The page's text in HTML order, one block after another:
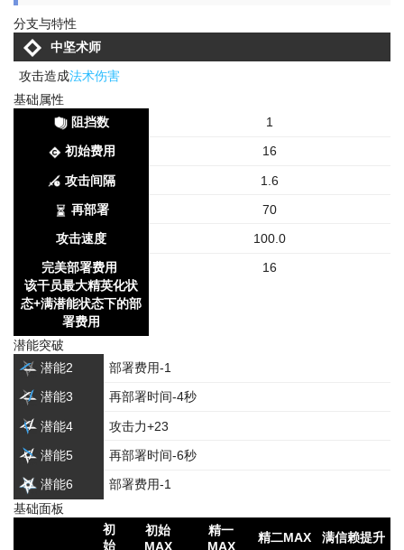
分支与特性
中坚术师
攻击造成法术伤害
基础属性
阻挡数
1
初始费用 16
攻击间隔 1.6
再部署 70
攻击速度 100.0
完美部署费用
该干员最大精英化状
态+满潜能状态下的部
署费用
16
潜能突破
潜能2
部署费用-1
潜能3 再部署时间-4秒
潜能4 攻击力+23
潜能5 再部署时间-6秒
潜能6
部署费用-1
基础面板
初
始
初始
MAX
精一
MAX
精二MAX 满信赖提升